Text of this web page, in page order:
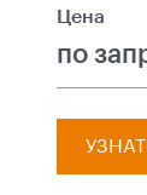
Цена
по